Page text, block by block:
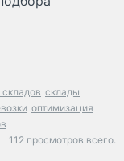
складов склады
оптимизация
112 просмотров всего.